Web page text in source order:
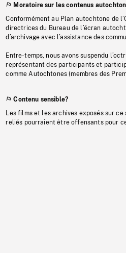
Moratoire sur les contenus
Conformément au Plan autochtone de
directrices du Bureau de l’écran
d’archivage avec l’assistance des
Entre-temps, nous avons suspendu
représentant des participants et
comme Autochtones (membres des
Contenu sensible?
Les films et les archives exposés sur
reliés pourraient être offensants pour